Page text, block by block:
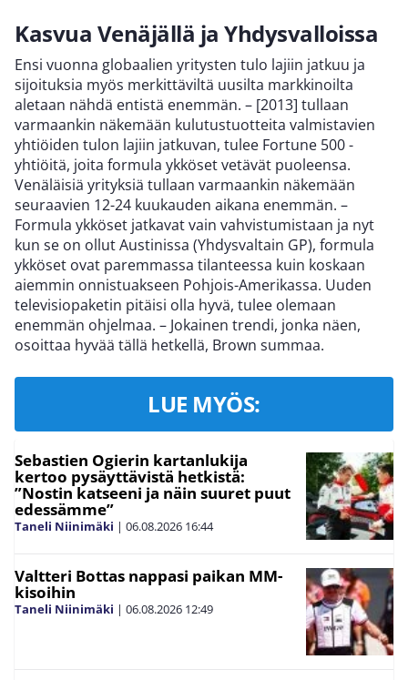
Kasvua Venäjällä ja Yhdysvalloissa
Ensi vuonna globaalien yritysten tulo lajiin jatkuu ja
sijoituksia myös merkittäviltä uusilta markkinoilta
aletaan nähdä entistä enemmän. – [2013] tullaan
varmaankin näkemään kulutustuotteita valmistavien
yhtiöiden tulon lajiin jatkuvan, tulee Fortune 500 -
yhtiöitä, joita formula ykköset vetävät puoleensa.
Venäläisiä yrityksiä tullaan varmaankin näkemään
seuraavien 12-24 kuukauden aikana enemmän. –
Formula ykköset jatkavat vain vahvistumistaan ja nyt
kun se on ollut Austinissa (Yhdysvaltain GP), formula
ykköset ovat paremmassa tilanteessa kuin koskaan
aiemmin onnistuakseen Pohjois-Amerikassa. Uuden
televisiopaketin pitäisi olla hyvä, tulee olemaan
enemmän ohjelmaa. – Jokainen trendi, jonka näen,
osoittaa hyvää tällä hetkellä, Brown summaa.
LUE MYÖS:
Sebastien Ogierin kartanlukija
kertoo pysäyttävistä hetkistä:
”Nostin katseeni ja näin suuret puut
edessämme”
Taneli Niinimäki | 06.08.2026 16:44
Valtteri Bottas nappasi paikan MM-
kisoihin
Taneli Niinimäki | 06.08.2026 12:49